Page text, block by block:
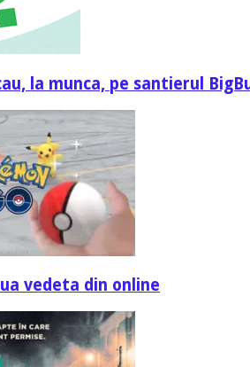
la munca, pe santierul
vedeta din online